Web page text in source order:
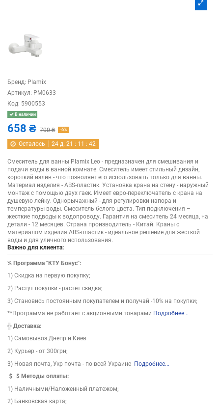
Бренд: Plamix
Артикул: PM0633
Код: 5900553
В наличии
658 ₴ 700 ₴ -6%
Осталось 24 д. 21 : 11 :41
Смеситель для ванны Plamix Leo - предназначен для смешивания и
подачи воды в ванной комнате. Смеситель имеет стильный дизайн,
короткий излив - что позволяет его использовать только для ванны.
Материал изделия - ABS-пластик. Установка крана на стену - наружный
монтаж с помощью двух гаек. Имеет евро-переключатель с крана на
душевую лейку. Однорычажный - для регулировки напора и
температуры воды. Смеситель белого цвета. Тип подключения –
жесткие подводы к водопроводу. Гарантия на смеситель 24 месяца, на
детали - 12 месяцев. Страна производитель - Китай. Краны с
материалом изделия ABS-пластик - идеальное решение для жесткой
воды и для уличного использования.
Важно для клиента:
% Программа "КТУ Бонус":
1) Скидка на первую покупку;
2) Растут покупки - растет скидка;
3) Становись постоянным покупателем и получай -10% на покупки;
**Программа не работает с акционными товарами Подробнее...
╬ Доставка:
1) Самовывоз Днепр и Киев
2) Курьер - от 300грн;
3) Новая почта, Укр почта - по всей Украине Подробнее...
$ Методы оплаты:
1) Наличными/Наложенный платежом;
2) Банковская карта;